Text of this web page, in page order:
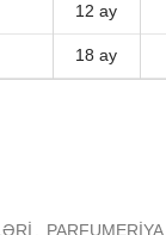
12 ay
18 ay
PARFUMERİYA